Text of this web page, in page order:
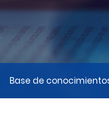
Marcador Láser
Base de